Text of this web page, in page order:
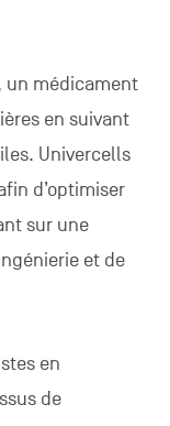
un médicament
en suivant
Univercells
d’optimiser
sur une
et de
en
de